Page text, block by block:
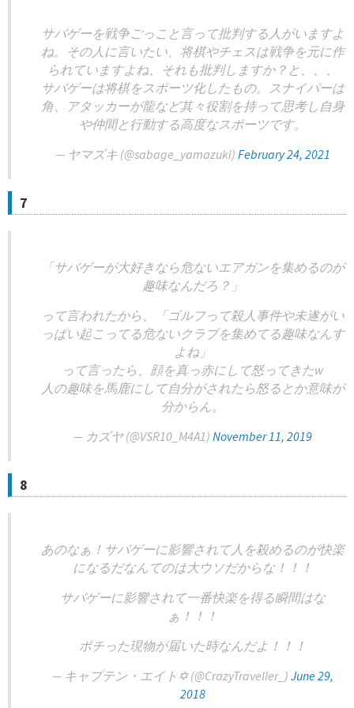
サバゲーを戦争ごっこと言って批判する人がいますよ
ね。その人に言いたい、将棋やチェスは戦争を元に作
られていますよね、それも批判しますか？と、、、
サバゲーは将棋をスポーツ化したもの。スナイパーは
角、アタッカーが龍など其々役割を持って思考し自身
や仲間と行動する高度なスポーツです。
— ヤマズキ (@sabage_yamazuki) February 24, 2021
7
「サバゲーが大好きなら危ないエアガンを集めるのが
趣味なんだろ？」
って言われたから、「ゴルフって殺人事件や未遂がい
っぱい起こってる危ないクラブを集めてる趣味なんす
よね」
って言ったら、顔を真っ赤にして怒ってきたw
人の趣味を馬鹿にして自分がされたら怒るとか意味が
分からん。
— カズヤ (@VSR10_M4A1) November 11, 2019
8
あのなぁ！サバゲーに影響されて人を殺めるのが快楽
になるだなんてのは大ウソだからな！！！
サバゲーに影響されて一番快楽を得る瞬間はな
ぁ！！！
ポチった現物が届いた時なんだよ！！！
— キャプテン・エイト✡️ (@CrazyTraveller_) June 29,
2018